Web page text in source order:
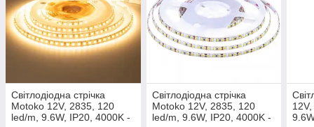
Світлодіодна стрічка
Motoko 12V, 2835, 120
led/m, 9.6W, IP20, 4000K -
Світлодіодна стрічка
Motoko 12V, 2835, 120
led/m, 9.6W, IP20, 4000K -